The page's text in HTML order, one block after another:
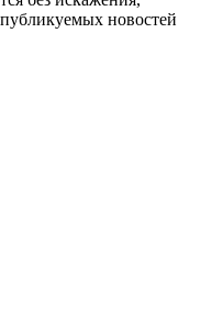
публикуемых новостей